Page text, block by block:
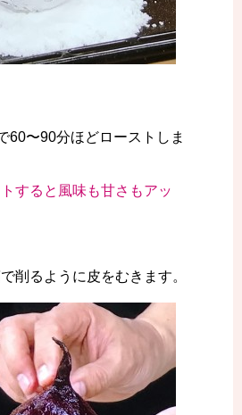
60〜90分ほどローストしま
すると風味も甘さもアッ
削るように皮をむきます。